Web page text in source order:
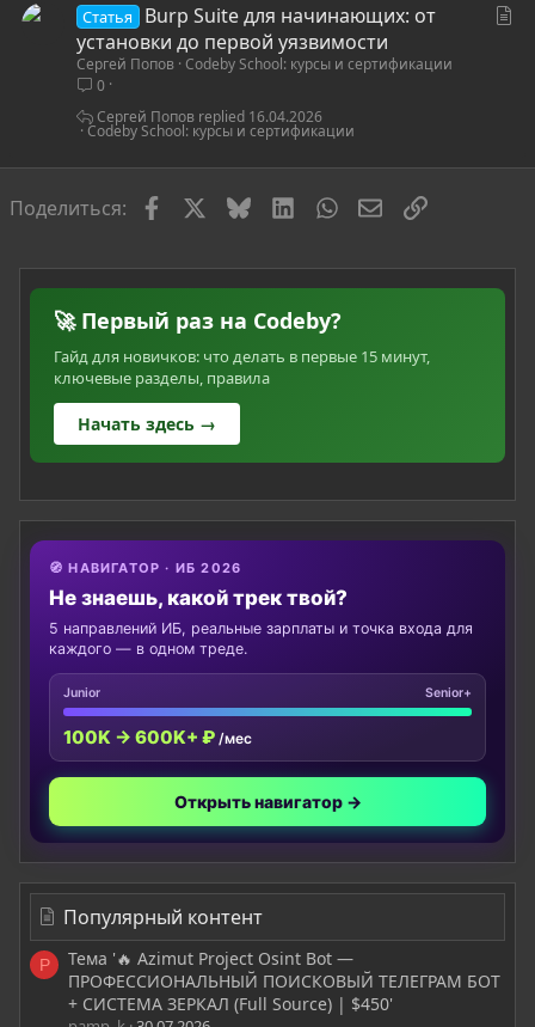
Статья
Burp Suite для начинающих: от
установки до первой уязвимости
Сергей Попов Codeby School: курсы и сертификации
0
Codeby School: курсы и сертификации
16.04.2026
Сергей Попов
Поделиться: FacebookBlueskyLinkedInWhatsAppЭлектронная
Ссылка
🚀 Первый раз на Codeby?
Гайд для новичков: что делать в первые 15 минут,
ключевые разделы, правила
Начать здесь →
🧭 НАВИГАТОР · ИБ 2026
Не знаешь, какой трек твой?
5 направлений ИБ, реальные зарплаты и точка входа для
каждого — в одном треде.
Junior Senior+
100K → 600K+ ₽ /мес
Открыть навигатор →
Популярный контент
P
Тема '🔥 Azimut Project Osint Bot —
ПРОФЕССИОНАЛЬНЫЙ ПОИСКОВЫЙ ТЕЛЕГРАМ БОТ
+ СИСТЕМА ЗЕРКАЛ (Full Source) | $450'